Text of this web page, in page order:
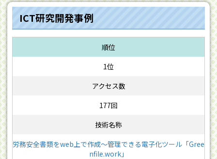
ICT研究開発事例
1位
177回
労務安全書類をweb上で作成〜管理できる電子化ツール「Gree
nfile.work」